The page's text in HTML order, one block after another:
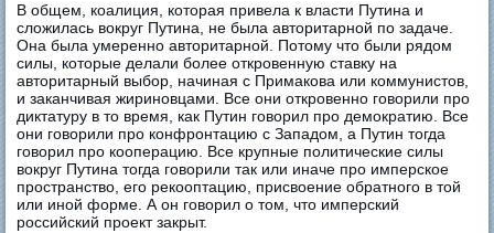
В общем, коалиция, которая привела к власти Путина и
сложилась вокруг Путина, не была авторитарной по задаче.
Она была умеренно авторитарной. Потому что были рядом
силы, которые делали более откровенную ставку на
авторитарный выбор, начиная с Примакова или коммунистов,
и заканчивая жириновцами. Все они откровенно говорили про
диктатуру в то время, как Путин говорил про демократию. Все
они говорили про конфронтацию с Западом, а Путин тогда
говорил про кооперацию. Все крупные политические силы
вокруг Путина тогда говорили так или иначе про имперское
пространство, его рекооптацию, присвоение обратного в той
или иной форме. А он говорил о том, что имперский
российский проект закрыт.